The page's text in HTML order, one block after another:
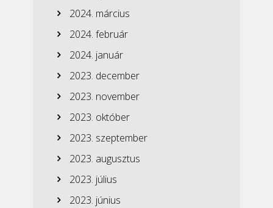
2024. március
2024. február
2024. január
2023. december
2023. november
2023. október
2023. szeptember
2023. augusztus
2023. július
2023. június